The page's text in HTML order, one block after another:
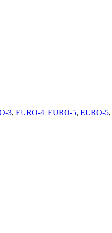
3, EURO-4, EURO-5, EURO-5,